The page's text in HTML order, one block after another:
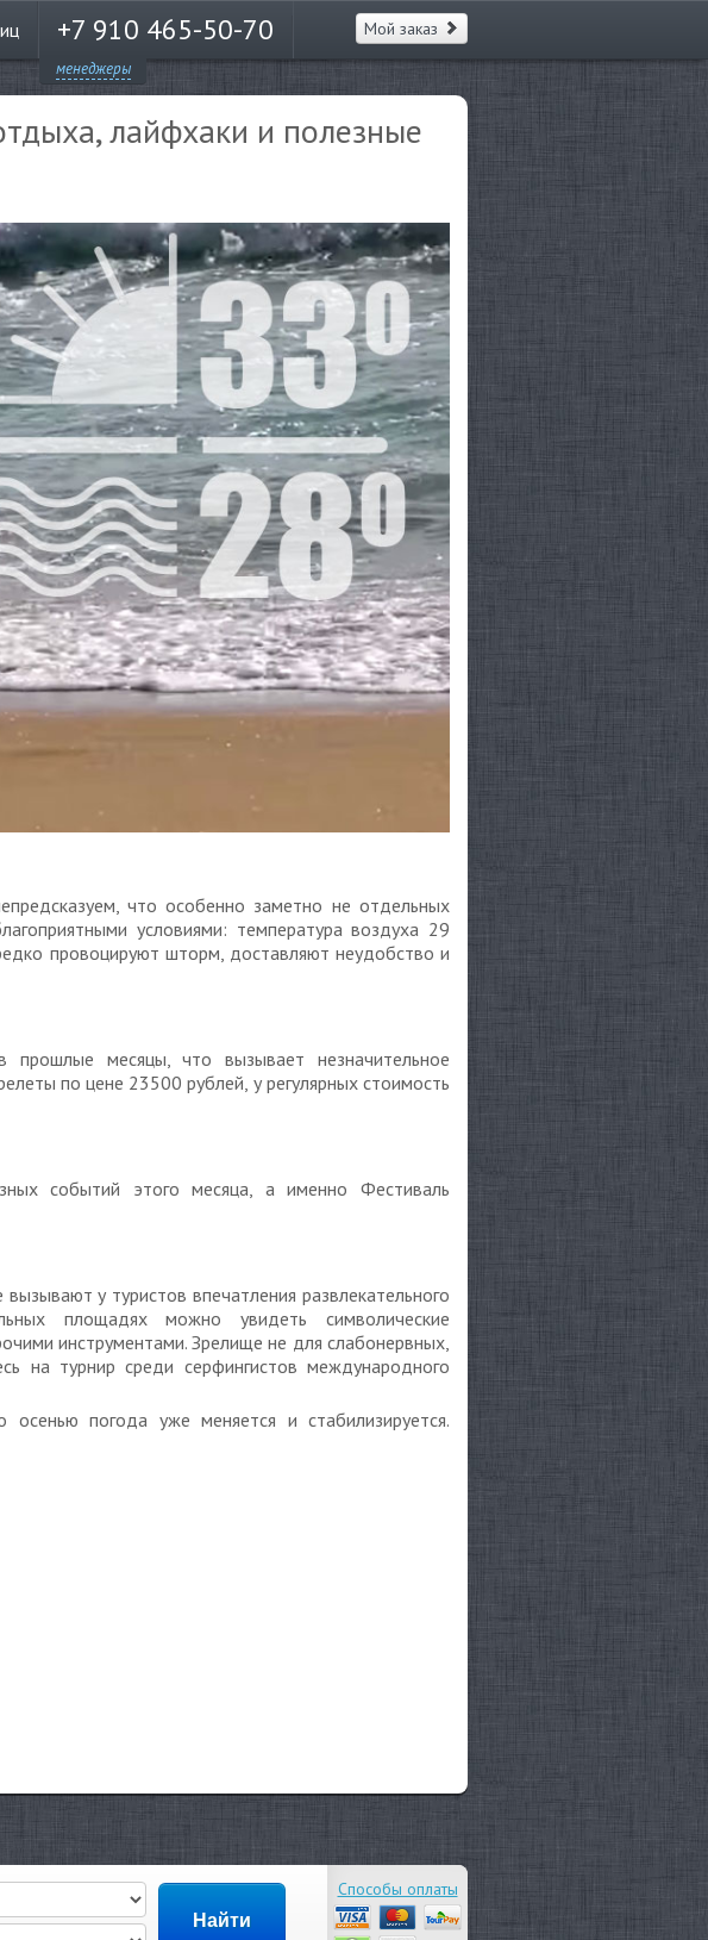
+7 910 465-50-70
менеджеры
Мой заказ
лайфхаки и полезные
что особенно заметно не отдельных
условиями: температура воздуха 29
провоцируют шторм, доставляют неудобство и
прошлые месяцы, что вызывает незначительное
по цене 23500 рублей, у регулярных стоимость
событий этого месяца, а именно Фестиваль
у туристов впечатления развлекательного
площадях можно увидеть символические
инструментами. Зрелище не для слабонервных,
на турнир среди серфингистов международного
погода уже меняется и стабилизируется.
Способы оплаты